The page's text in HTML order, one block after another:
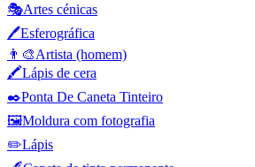
🎭Artes cénicas
🖊️Esferográfica
👨‍🎨Artista (homem)
🖍️Lápis de cera
✒️Ponta De Caneta Tinteiro
🖼️Moldura com fotografia
✏️Lápis